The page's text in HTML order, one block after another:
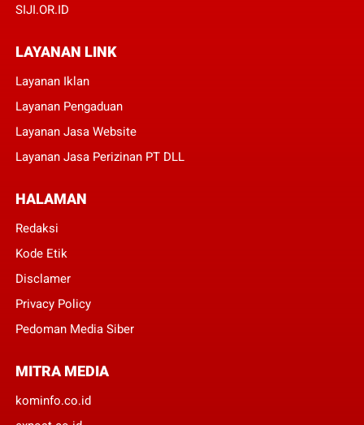
SIJI.OR.ID
LAYANAN LINK
Layanan Iklan
Layanan Pengaduan
Layanan Jasa Website
Layanan Jasa Perizinan PT DLL
HALAMAN
Redaksi
Kode Etik
Disclamer
Privacy Policy
Pedoman Media Siber
MITRA MEDIA
kominfo.co.id